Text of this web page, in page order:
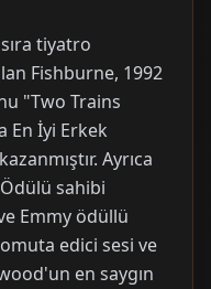
tiyatro
Fishburne, 1992
"Two Trains
En İyi Erkek
Ayrıca
sahibi
Emmy ödüllü
edici sesi ve
en saygın